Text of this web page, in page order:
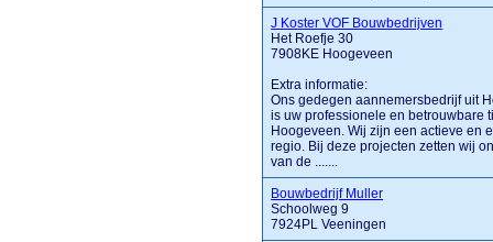
J Koster VOF Bouwbedrijven
Het Roefje 30
7908KE Hoogeveen
Extra informatie:
Ons gedegen aannemersbedrijf uit
is uw professionele en betrouwbare
Hoogeveen. Wij zijn een actieve en
regio. Bij deze projecten zetten wij
van de .......
Bouwbedrijf Muller
Schoolweg 9
7924PL Veeningen